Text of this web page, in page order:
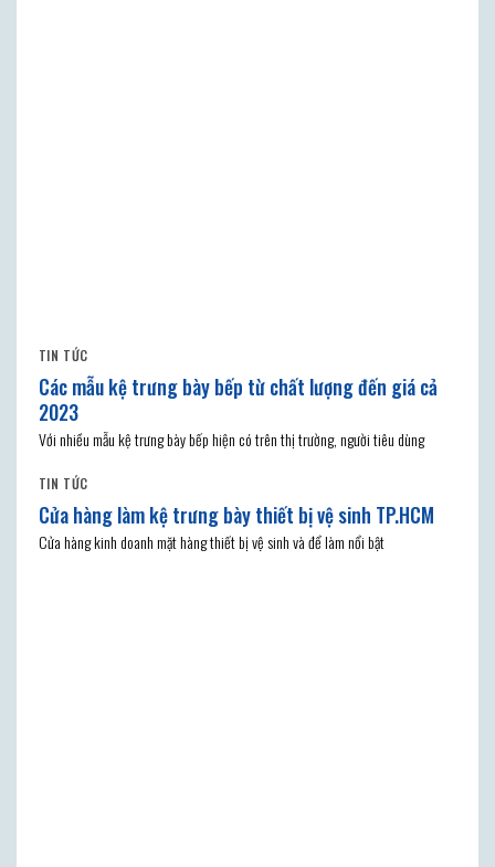
TIN TỨC
Các mẫu kệ trưng bày bếp từ chất lượng đến giá cả
2023
Với nhiều mẫu kệ trưng bày bếp hiện có trên thị trường, người tiêu dùng
TIN TỨC
Cửa hàng làm kệ trưng bày thiết bị vệ sinh TP.HCM
Cửa hàng kinh doanh mặt hàng thiết bị vệ sinh và để làm nổi bật